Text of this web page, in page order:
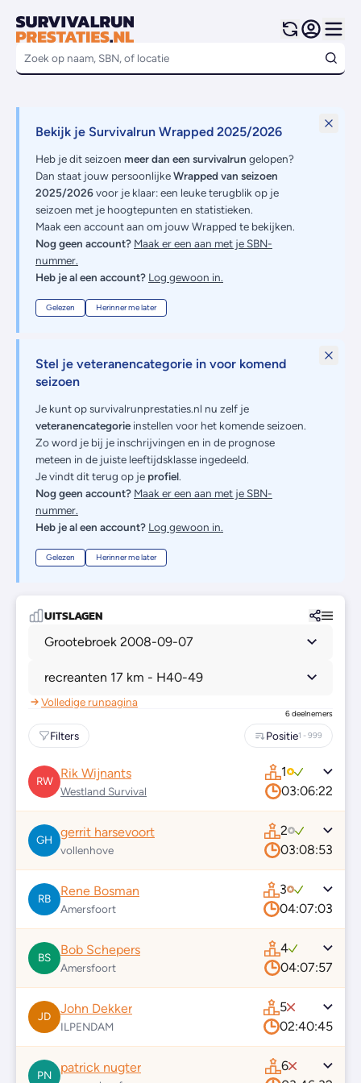
Bekijk je Survivalrun Wrapped 2025/2026
Heb je dit seizoen meer dan een survivalrun gelopen?
Dan staat jouw persoonlijkeWrapped van seizoen
2025/2026voor je klaar: een leuke terugblik op je
seizoen met je hoogtepunten en statistieken.
Maak een account aan om jouw Wrapped te bekijken.
Nog geen account? Maak er een aan met je SBN-
nummer.
Heb je al een account? Log gewoon in.
Gelezen Herinner me later
Stel je veteranencategorie in voor komend
seizoen
Je kunt op survivalrunprestaties.nl nu zelf je
veteranencategorie instellen voor het komende seizoen.
Zo word je bij je inschrijvingen en in de prognose
meteen in de juiste leeftijdsklasse ingedeeld.
Je vindt dit terug op je profiel.
Nog geen account? Maak er een aan met je SBN-
nummer.
Heb je al een account? Log gewoon in.
Gelezen Herinner me later
UITSLAGEN
Grootebroek 2008-09-07
recreanten 17 km - H40-49
Volledige runpagina
6 deelnemers
Filters Positie1 - 999
RW
Rik Wijnants
Westland Survival
1
03:06:22
GH
gerrit harsevoort
vollenhove
2
03:08:53
RB
Rene Bosman
Amersfoort
3
04:07:03
BS
Bob Schepers
Amersfoort
4
04:07:57
JD
John Dekker
ILPENDAM
5
02:40:45
PN
patrick nugter
6